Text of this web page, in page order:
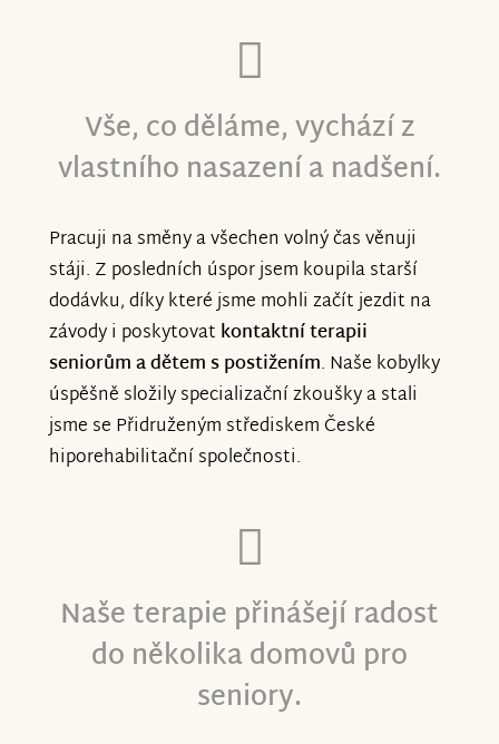
to víc jste nám vrátili chuť do nikdy
nekončící práce.Pomáhat má smysl
,jakkoliv.Děkujeme .Tým Stáje Unity.
Vše, co děláme, vychází z
vlastního nasazení a nadšení.
Pracuji na směny a všechen volný čas věnuji
stáji. Z posledních úspor jsem koupila starší
dodávku, díky které jsme mohli začít jezdit na
závody i poskytovat kontaktní terapii
seniorům a dětem s postižením. Naše kobylky
úspěšně složily specializační zkoušky a stali
jsme se Přidruženým střediskem České
hiporehabilitační společnosti.
Naše terapie přinášejí radost
do několika domovů pro
seniory.